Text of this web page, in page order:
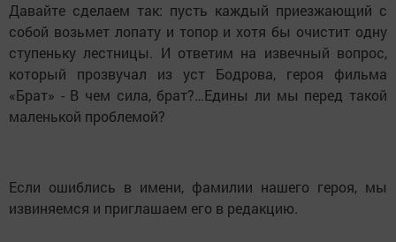
Давайте сделаем так: пусть каждый приезжающий с
собой возьмет лопату и топор и хотя бы очистит одну
ступеньку лестницы. И ответим на извечный вопрос,
который прозвучал из уст Бодрова, героя фильма
«Брат» - В чем сила, брат?…Едины ли мы перед такой
маленькой проблемой?
Если ошиблись в имени, фамилии нашего героя, мы
извиняемся и приглашаем его в редакцию.